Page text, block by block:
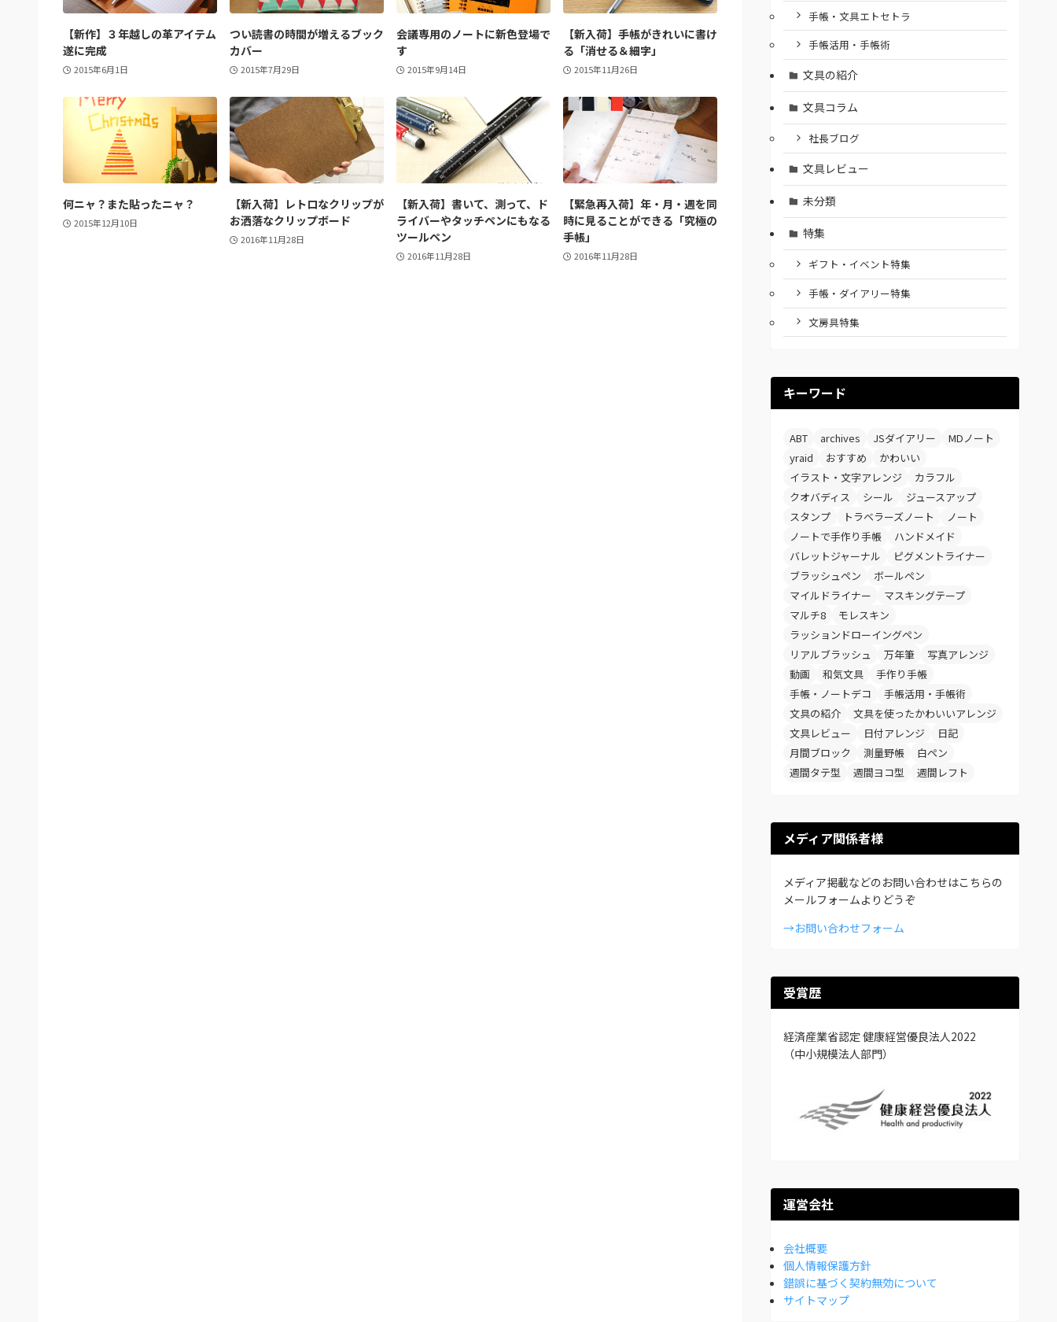
【新作】３年越しの革アイテム
遂に完成
2015年6月1日
つい読書の時間が増えるブック
カバー
2015年7月29日
会議専用のノートに新色登場で
す
2015年9月14日
【新入荷】手帳がきれいに書け
る「消せる＆細字」
2015年11月26日
何ニャ？また貼ったニャ？
2015年12月10日
【新入荷】レトロなクリップが
お洒落なクリップボード
2016年11月28日
【新入荷】書いて、測って、ド
ライバーやタッチペンにもなる
ツールペン
2016年11月28日
【緊急再入荷】年・月・週を同
時に見ることができる「究極の
手帳」
2016年11月28日
手帳・文具エトセトラ
手帳活用・手帳術
文具の紹介
文具コラム
社長ブログ
文具レビュー
未分類
特集
ギフト・イベント特集
手帳・ダイアリー特集
文房具特集
キーワード
ABT archives JSダイアリー
MDノート
yraid
おすすめ
かわいい
イラスト・文字アレンジ
カラフル
クオバディス
シール
ジュースアップ
スタンプ
トラベラーズノート
ノート
ノートで手作り手帳
ハンドメイド
バレットジャーナル
ピグメントライナー
ブラッシュペン
ボールペン
マイルドライナー
マスキングテープ
マルチ8
モレスキン
ラッションドローイングペン
リアルブラッシュ
万年筆
写真アレンジ
動画
和気文具
手作り手帳
手帳・ノートデコ
手帳活用・手帳術
文具の紹介
文具を使ったかわいいアレンジ
文具レビュー
日付アレンジ
日記
月間ブロック
測量野帳
白ペン
週間タテ型
週間ヨコ型 週間レフト
メディア関係者様
メディア掲載などのお問い合わせはこちらの
メールフォームよりどうぞ
→お問い合わせフォーム
受賞歴
経済産業省認定 健康経営優良法人2022
（中小規模法人部門）
運営会社
会社概要
個人情報保護方針
錯誤に基づく契約無効について
サイトマップ